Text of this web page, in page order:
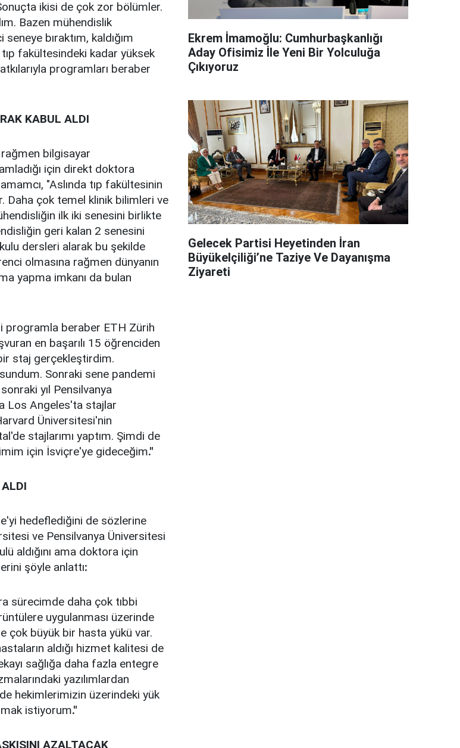
ikisi de çok zor bölümler.
Bazen mühendislik
bıraktım, kaldığım
fakültesindeki kadar yüksek
programları beraber
KABUL ALDI
rağmen bilgisayar
için direkt doktora
"Aslında tıp fakültesinin
Daha çok temel klinik bilimleri ve
ilk iki senesini birlikte
geri kalan 2 senesini
dersleri alarak bu şekilde
olmasına rağmen dünyanın
yapma imkanı da bulan
programla beraber ETH Zürih
en başarılı 15 öğrenciden
staj gerçekleştirdim.
Sonraki sene pandemi
yıl Pensilvanya
Los Angeles'ta stajlar
Üniversitesi'nin
stajlarımı yaptım. Şimdi de
için İsviçre'ye gideceğim."
hedeflediğini de sözlerine
ve Pensilvanya Üniversitesi
aldığını ama doktora için
şöyle anlattı:
sürecimde daha çok tıbbi
uygulanması üzerinde
çok büyük bir hasta yükü var.
aldığı hizmet kalitesi de
sağlığa daha fazla entegre
yazılımlardan
hekimlerimizin üzerindeki yük
istiyorum."
AZALTACAK
Ekrem İmamoğlu: Cumhurbaşkanlığı
Aday Ofisimiz İle Yeni Bir Yolculuğa
Çıkıyoruz
Gelecek Partisi Heyetinden İran
Büyükelçiliği’ne Taziye Ve Dayanışma
Ziyareti